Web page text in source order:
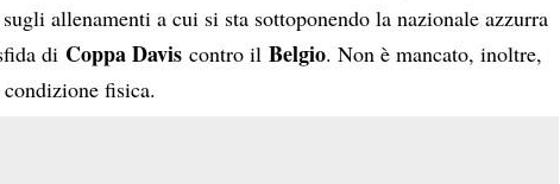
allenamenti a cui si sta sottoponendo la nazionale azzurra
di Coppa Daviscontro ilBelgio. Non è mancato, inoltre,
fisica.